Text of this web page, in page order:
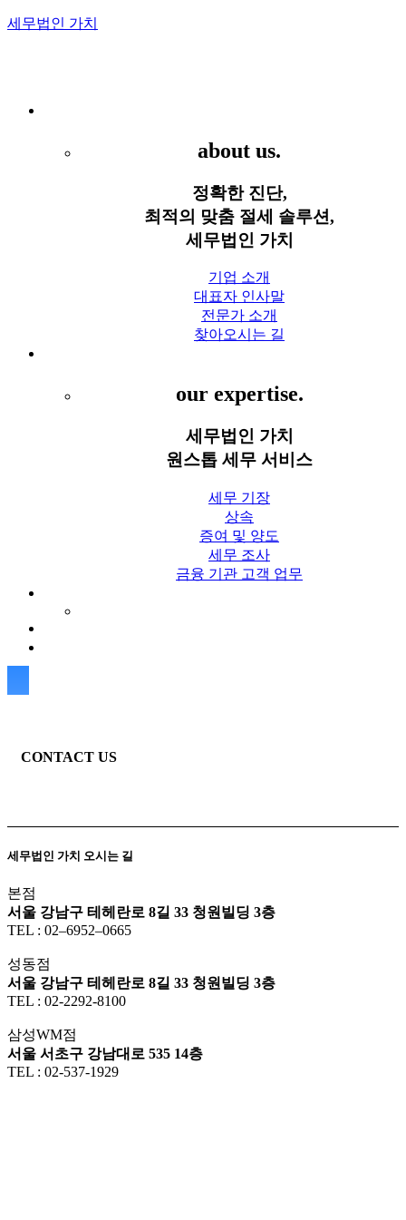
세무법인 가치
about us.
정확한 진단,
최적의 맞춤 절세 솔루션,
세무법인 가치
기업 소개
대표자 인사말
전문가 소개
찾아오시는 길
our expertise.
세무법인 가치
원스톱 세무 서비스
세무 기장
상속
증여 및 양도
세무 조사
금융 기관 고객 업무
CONTACT US
세무법인 가치 오시는 길
본점
서울 강남구 테헤란로 8길 33 청원빌딩 3층
TEL : 02–6952–0665
성동점
서울 강남구 테헤란로 8길 33 청원빌딩 3층
TEL : 02-2292-8100
삼성WM점
서울 서초구 강남대로 535 14층
TEL : 02-537-1929